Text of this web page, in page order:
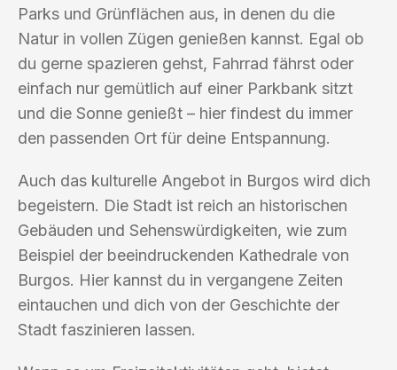
Parks und Grünflächen aus, in denen du die
Natur in vollen Zügen genießen kannst. Egal ob
du gerne spazieren gehst, Fahrrad fährst oder
einfach nur gemütlich auf einer Parkbank sitzt
und die Sonne genießt – hier findest du immer
den passenden Ort für deine Entspannung.
Auch das kulturelle Angebot in Burgos wird dich
begeistern. Die Stadt ist reich an historischen
Gebäuden und Sehenswürdigkeiten, wie zum
Beispiel der beeindruckenden Kathedrale von
Burgos. Hier kannst du in vergangene Zeiten
eintauchen und dich von der Geschichte der
Stadt faszinieren lassen.